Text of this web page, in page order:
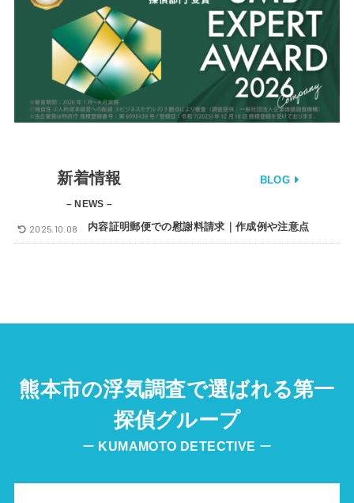
新着情報
– NEWS –
BLOG
内容証明郵便での慰謝料請求｜作成例や注意点
2025.10.08
熊本市の浮気調査で選ばれる第一
探偵グループ
ー KUMAMOTO DETECTIVE ー